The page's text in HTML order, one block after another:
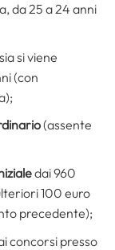
da 25 a 24 anni
si viene
(con
(assente
dai 960
100 euro
precedente);
concorsi presso